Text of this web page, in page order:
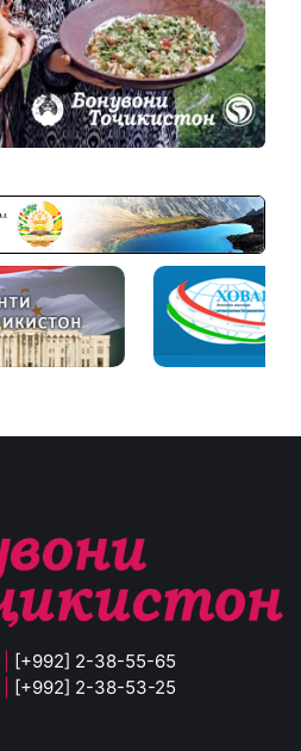
[+992] 2-38-55-65
[+992] 2-38-53-25